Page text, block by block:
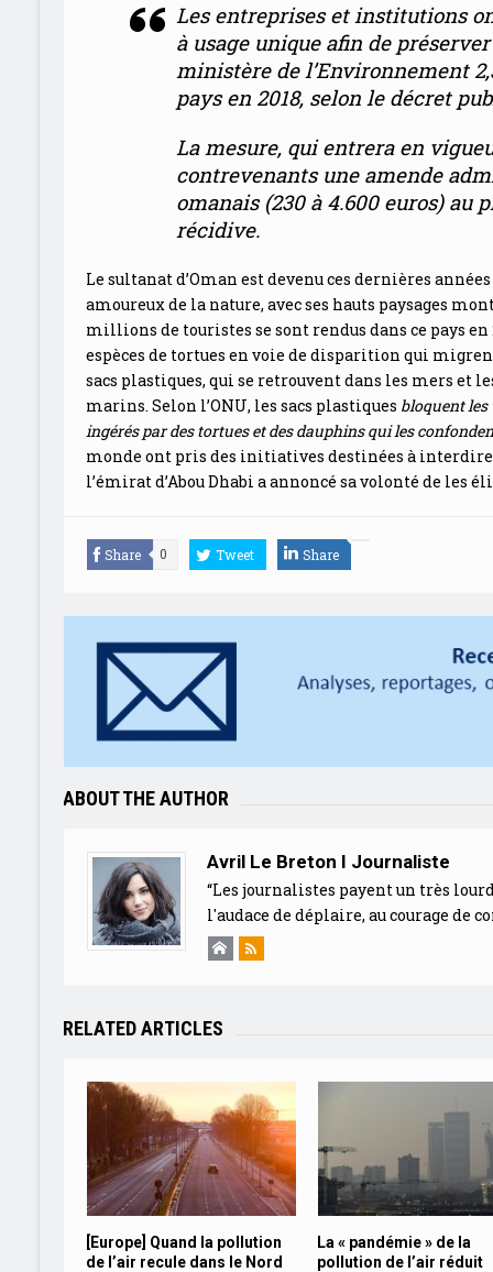
Les entreprises et institutions
à usage unique afin de
ministère de l’Environnement
pays en 2018, selon le décret
La mesure, quientrera en
contrevenants une amende
omanais (230 à 4.600 euros) au
récidive.
Le sultanat d’Oman est devenu ces dernières
amoureux de la nature, avec ses hauts paysages
millions de touristes se sont rendus dans ce pays en
espèces de tortues en voie de disparition qui
sacs plastiques, qui se retrouvent dans les mers et
marins. Selon l’ONU, les sacs plastiques bloquent les
ingérés par des tortues et des dauphins qui les
monde ont pris des initiatives destinées à
l’émirat d’Abou Dhabi a annoncé sa volonté de les
Share 0 Tweet Share
ABOUT THE AUTHOR
Avril Le Breton I Journaliste
“Les journalistes payent un très
l'audace de déplaire, au courage de
RELATED ARTICLES
[Europe] Quand la pollution
de l’air recule dans le Nord
La « pandémie » de la
pollution de l’air réduit